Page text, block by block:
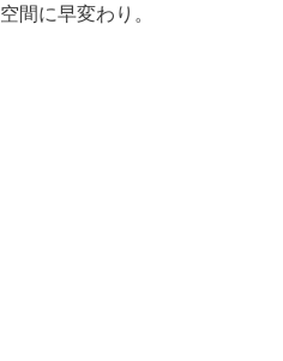
間に早変わり。